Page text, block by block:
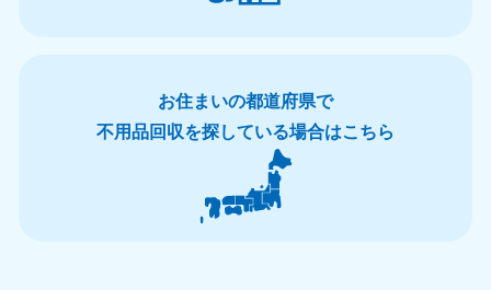
お住まいの都道府県で
不用品回収を探している場合はこちら
近畿
050-1881-5250
9:00〜19:00 年中無休
050-1881-5251